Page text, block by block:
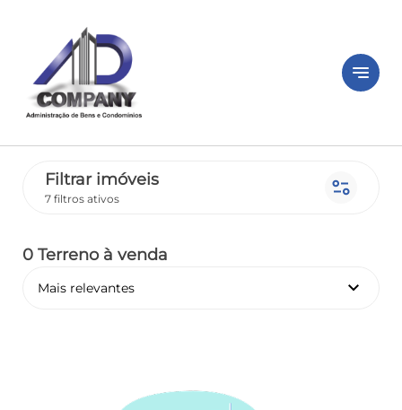
notes
Filtrar imóveis
7 filtros ativos page_info
0 Terreno à venda
Mais relevantes keyboard_arrow_down